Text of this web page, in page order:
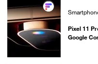
Pixel 11
Google